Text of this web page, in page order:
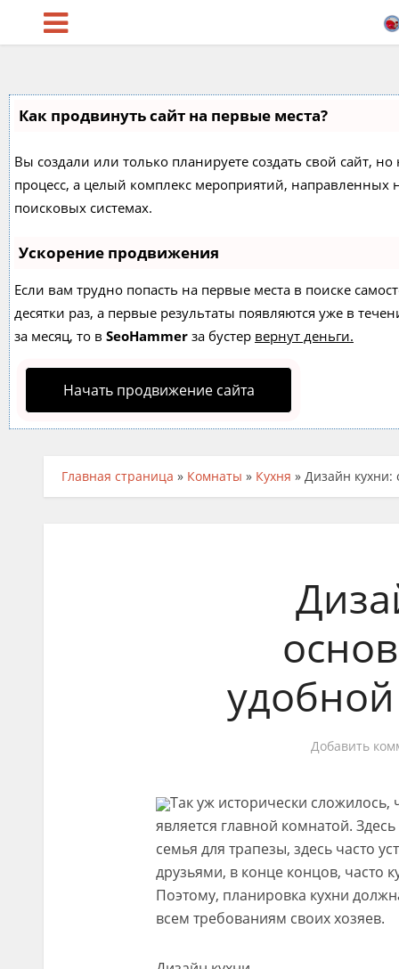
Как продвинуть сайт на первые места?
Вы создали или только планируете создать свой сайт,
процесс, а целый комплекс мероприятий,
поисковых системах.
Ускорение продвижения
Если вам трудно попасть на первые места в поиске
десятки раз, а первые результаты появляются уже в
за месяц, то в SeoHammer за бустер вернут деньги.
Начать продвижение сайта
Главная страница » Комнаты » Кухня » Дизайн кухни:
Добавить
Так уж исторически сложилось,
является главной комнатой.
семья для трапезы, здесь часто
друзьями, в конце концов, часто
Поэтому, планировка кухни
всем требованиям своих хозяев.